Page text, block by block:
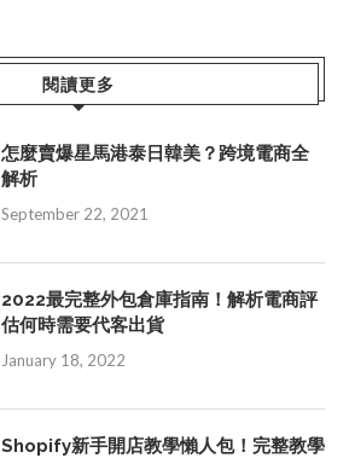
閱讀更多
怎麼賣爆星馬港泰日韓美？跨境電商全
解析
September 22, 2021
2022最完整外包倉庫指南！解析電商評
估何時需要代客出貨
January 18, 2022
Shopify新手開店教學懶人包！完整教學